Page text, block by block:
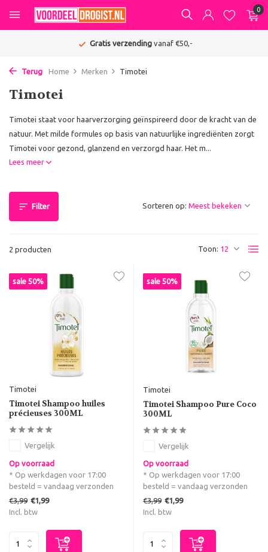
0
Gratis verzendingvanaf €50,-
Terug Home Merken Timotei
Timotei
Timotei staat voor haarverzorging geïnspireerd door de kracht van de
natuur. Met milde formules op basis van natuurlijke ingrediënten zorgt
Timotei voor gezond, glanzend en verzorgd haar. Het m...
Lees meer
Filter
2 producten Toon:
Sorteren op:
sale 50%
Timotei
Timotei Shampoo huiles
précieuses 300ML
Vergelijk
Op voorraad
* Op werkdagen voor 17:00
besteld = vandaag verzonden
€3,99 €1,99
Incl. btw
sale 50%
Timotei
Timotei Shampoo Pure Coco
300ML
Vergelijk
Op voorraad
* Op werkdagen voor 17:00
besteld = vandaag verzonden
€3,99 €1,99
Incl. btw